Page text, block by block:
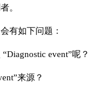
。
有如下问题：
event”呢？
来源？